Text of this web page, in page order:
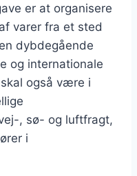
er at organisere
varer fra et sted
dybdegående
og internationale
også være i
, sø- og luftfragt,
i